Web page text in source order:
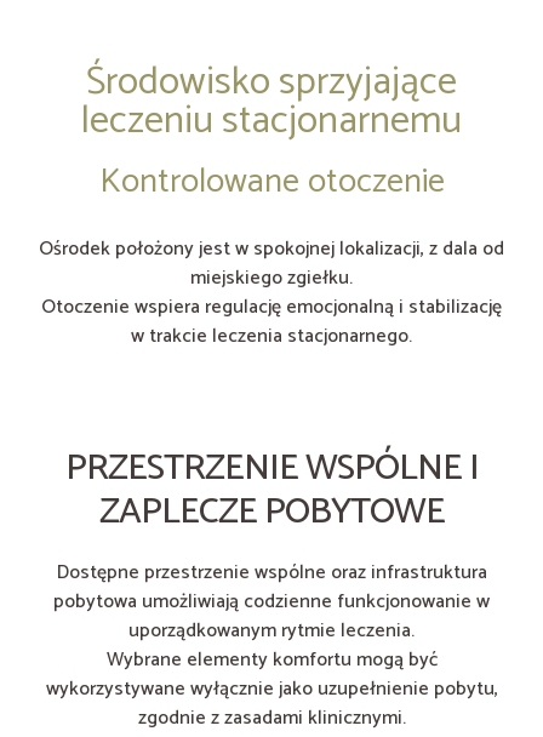
Środowisko sprzyjające
leczeniu stacjonarnemu
Kontrolowane otoczenie
Ośrodek położony jest w spokojnej lokalizacji, z dala od
miejskiego zgiełku.
Otoczenie wspiera regulację emocjonalną i stabilizację
w trakcie leczenia stacjonarnego.
PRZESTRZENIE WSPÓLNE I
ZAPLECZE POBYTOWE
Dostępne przestrzenie wspólne oraz infrastruktura
pobytowa umożliwiają codzienne funkcjonowanie w
uporządkowanym rytmie leczenia.
Wybrane elementy komfortu mogą być
wykorzystywane wyłącznie jako uzupełnienie pobytu,
zgodnie z zasadami klinicznymi.